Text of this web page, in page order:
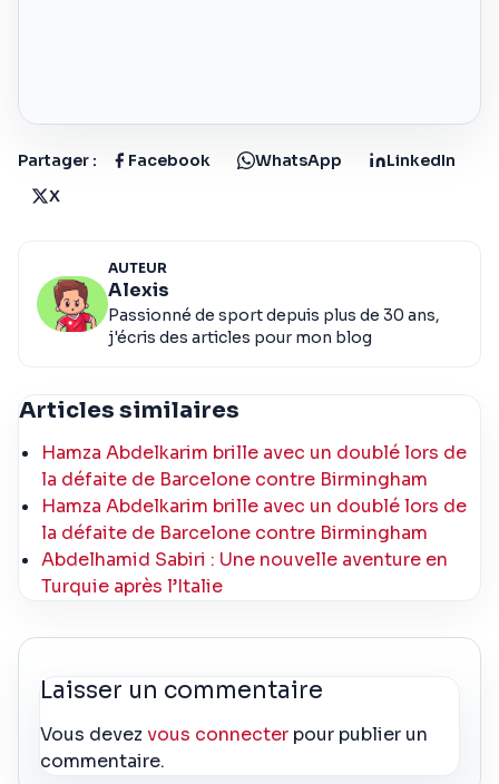
Partager : Facebook WhatsApp
LinkedIn
X
AUTEUR
Alexis
Passionné de sport depuis plus de 30 ans,
j'écris des articles pour mon blog
Articles similaires
Hamza Abdelkarim brille avec un doublé lors de
la défaite de Barcelone contre Birmingham
Hamza Abdelkarim brille avec un doublé lors de
la défaite de Barcelone contre Birmingham
Abdelhamid Sabiri : Une nouvelle aventure en
Turquie après l’Italie
Laisser un commentaire
Vous devezvous connecter pour publier un
commentaire.